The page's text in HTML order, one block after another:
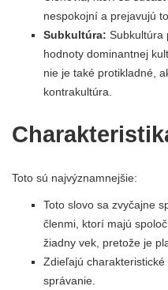
nespokojní a prejavujú to.
Subkultúra: Subkultúra
hodnoty dominantnej
nie je také protikladné,
kontrakultúra.
Toto sú najvýznamnejšie:
Toto slovo sa zvyčajne
členmi, ktorí majú
žiadny vek, pretože je
Zdieľajú
správanie.